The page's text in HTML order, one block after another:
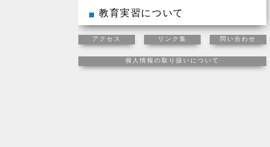
教育実習について
アクセス リンク集 問い合わせ
個人情報の取り扱いについて